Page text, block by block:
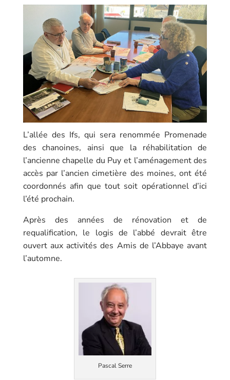
L’allée des Ifs, qui sera renommée Promenade
des chanoines, ainsi que la réhabilitation de
l’ancienne chapelle du Puy et l’aménagement des
accès par l’ancien cimetière des moines, ont été
coordonnés afin que tout soit opérationnel d’ici
l’été prochain.
Après des années de rénovation et de
requalification, le logis de l’abbé devrait être
ouvert aux activités des Amis de l’Abbaye avant
l’automne.
Pascal Serre